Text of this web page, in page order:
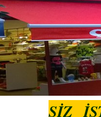
SİZ